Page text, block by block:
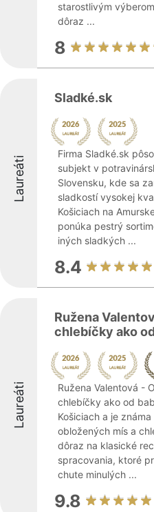
starostlivým
dôraz ...
8
Laureáti
Sladké.sk
Firma Sladké.sk
subjekt v
Slovensku, kde sa
sladkostí vysokej
Košiciach na
ponúka pestrý
iných sladkých ...
8.4
Laureáti
Ružena
chlebíčky ako
Ružena Valentová -
chlebíčky ako od
Košiciach a je
obložených mís a
dôraz na klasické
spracovania, ktoré
chute minulých ...
9.8